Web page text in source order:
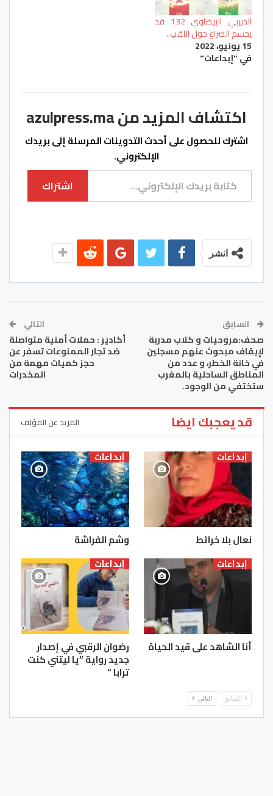
الديربي البيضاوي 132 قد
يحسم الصراع حول اللقب..
15 يونيو، 2022
في "إبداعات"
اكتشاف المزيد من azulpress.ma
اشترك للحصول على أحدث التدوينات المرسلة إلى بريدك
الإلكتروني.
كتابة بريدك الإلكتروني...
اشتراك
انشر
السابق
صحف:مروحيات و كلاب مدربة
لإيقاف مبحوث عنهم مسجلين
في خانة الخطر، و عدد من
المناطق الساحلية بالمغرب
ستختفي من الوجود.
التالي
أكادير : حملات أمنية متواصلة
ضد تجار الممنوعات تسفر عن
حجز كميات مهمة من
المخدرات
قد يعجبك ايضا المزيد عن المؤلف
إبداعات
نعال بلا خرائط
إبداعات
وشم الفراشة
إبداعات
أنا الشاهد على قيد الحياة
إبداعات
رضوان الرقبي في إصدار
جديد رواية “يا ليتني كنت
ترابا “
السابق التالي